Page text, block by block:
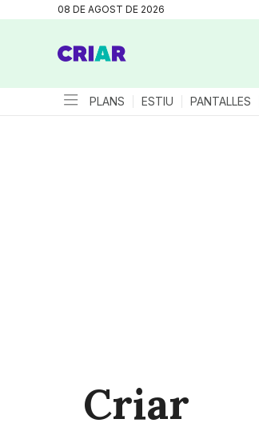
08 DE AGOST DE 2026
PLANS ESTIU PANTALLES
Criar